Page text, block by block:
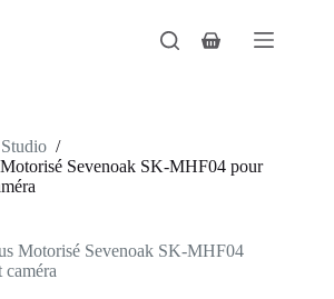
Panier
/
Sevenoak SK-MHF04 pour